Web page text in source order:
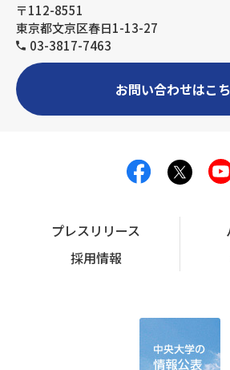
〒112-8551
東京都文京区春日1-13-27
03-3817-7463
お問い合わせはこ
プレスリリース
採用情報